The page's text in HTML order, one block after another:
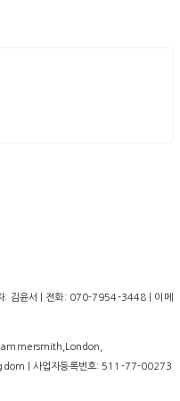
: 김윤서 | 전화: 070-7954-3448 | 이메
| 사업자등록번호: 511-77-00273